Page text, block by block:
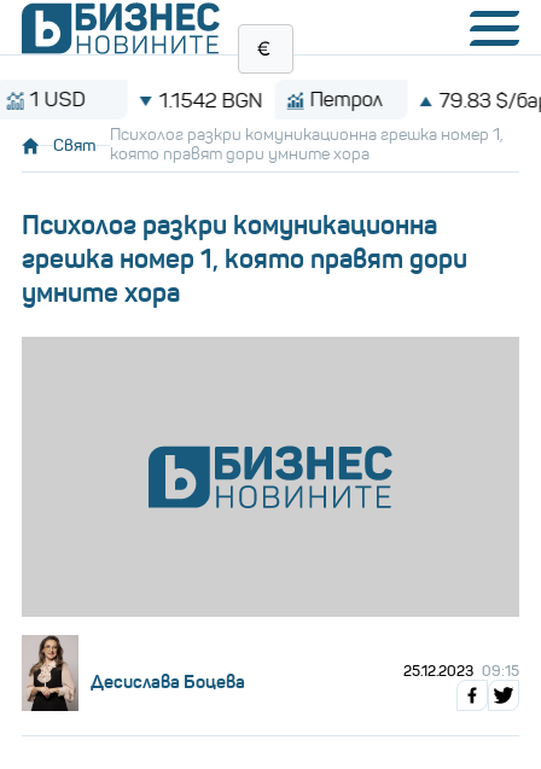
1.1542 BGN Петрол 79.83 $/барел
Свят
Психолог разкри комуникационна грешка номер 1,
която правят дори умните хора
Психолог разкри комуникационна
грешка номер 1, която правят дори
умните хора
Десислава Боцева 25.12.2023 09:15